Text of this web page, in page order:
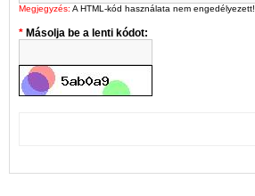
Megjegyzés: A HTML-kód használata nem engedélyezett!
Másolja be a lenti kódot: